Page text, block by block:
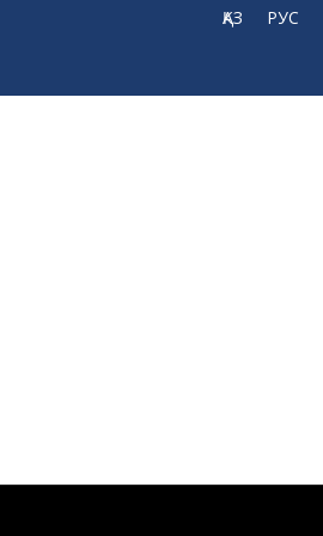
ҚАЗ РУС